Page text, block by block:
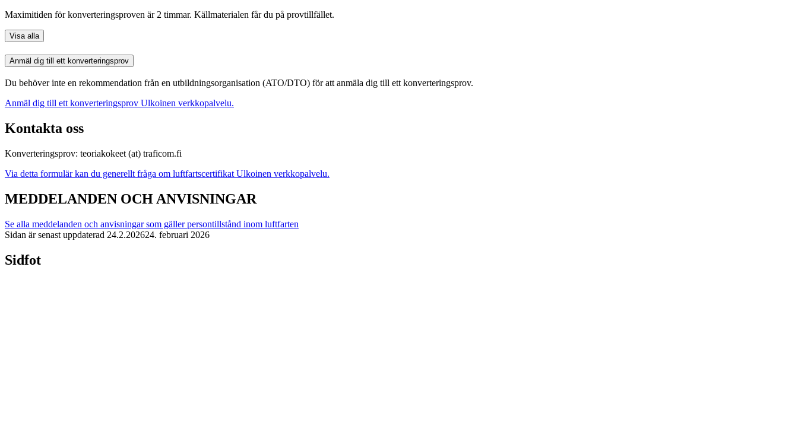
Maximitiden för konverteringsproven är 2 timmar. Källmaterialen får du på provtillfället.
Visa alla
Anmäl dig till ett konverteringsprov
Du behöver inte en rekommendation från en utbildningsorganisation (ATO/DTO) för att anmäla dig till ett konverteringsprov.
Anmäl dig till ett konverteringsprov Ulkoinen verkkopalvelu.
Kontakta oss
Konverteringsprov: teoriakokeet (at) traficom.fi
Via detta formulär kan du generellt fråga om luftfartscertifikat Ulkoinen verkkopalvelu.
MEDDELANDEN OCH ANVISNINGAR
Se alla meddelanden och anvisningar som gäller persontillstånd inom luftfarten
Sidan är senast uppdaterad 24.2.202624. februari 2026
Sidfot